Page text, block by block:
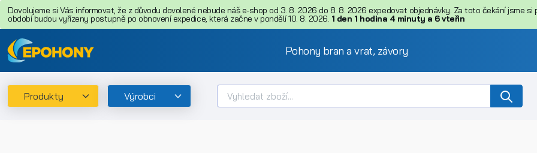
Dovolujeme si Vás informovat, že z důvodu dovolené nebude náš e-shop od 3. 8. 2026 do 8. 8. 2026 expedovat objednávky. Za toto čekání jsme si
období budou vyřízeny postupně po obnovení expedice, která začne v pondělí 10. 8. 2026. 1 den 1 hodina 4 minuty a 5vteřin
Pohony bran a vrat, závory
Produkty Výrobci